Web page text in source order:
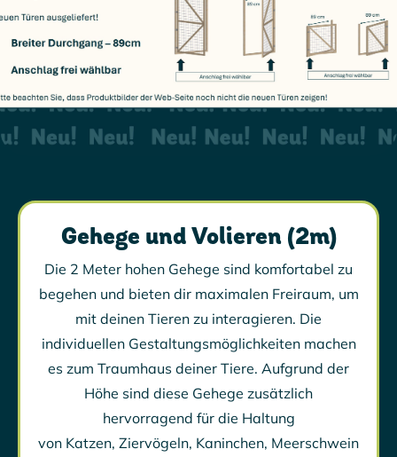
Gehege und Volieren (2m)
Die 2 Meter hohen Gehege sind komfortabel zu
begehen und bieten dir maximalen Freiraum, um
mit deinen Tieren zu interagieren. Die
individuellen Gestaltungsmöglichkeiten machen
es zum Traumhaus deiner Tiere. Aufgrund der
Höhe sind diese Gehege zusätzlich
hervorragend für die Haltung
von Katzen, Ziervögeln, Kaninchen, Meerschwein